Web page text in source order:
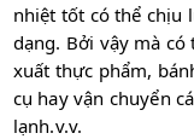
nhiệt tốt có thể chịu
dạng. Bởi vậy mà
xuất thực phẩm,
cụ hay vận chuyển
lạnh.v.v.